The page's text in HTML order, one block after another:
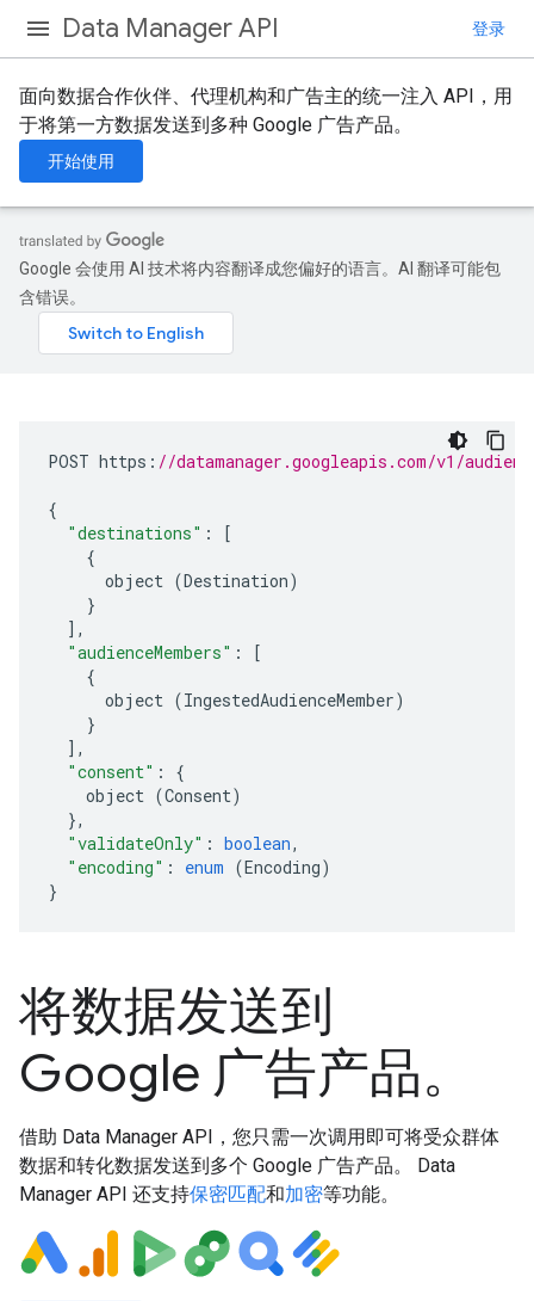
Data Manager API 登录
面向数据合作伙伴、代理机构和广告主的统一注入 API，用
于将第一方数据发送到多种 Google 广告产品。
开始使用
Google 会使用 AI 技术将内容翻译成您偏好的语言。AI 翻译可能包
含错误。
POST https : //datamanager.googleapis.com/v1/
{
"destinations" :
[
{
object (Destination)
}
],
"audienceMembers" :
[
{
object (IngestedAudienceMember)
}
],
"consent" :
{
object (Consent)
},
"validateOnly" : boolean,
"encoding" : enum (Encoding)
}
将数据发送到
Google 广告产品。
借助 Data Manager API，您只需一次调用即可将受众群体
数据和转化数据发送到多个 Google 广告产品。 Data
Manager API 还支持保密匹配和加密等功能。